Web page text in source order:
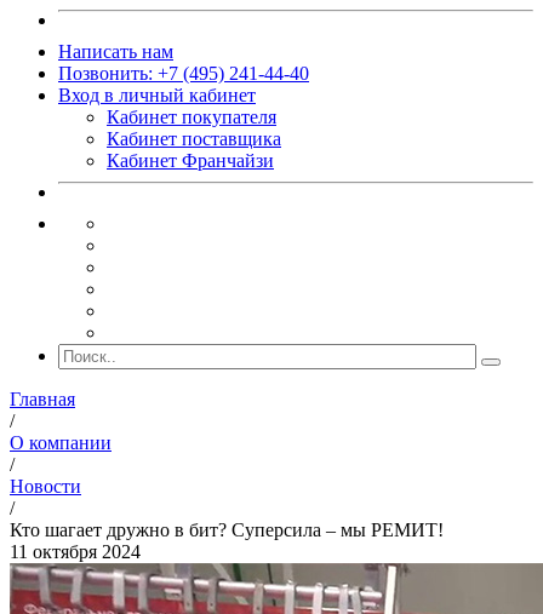
Написать нам
Позвонить: +7 (495) 241-44-40
Вход в личный кабинет
Кабинет покупателя
Кабинет поставщика
Кабинет Франчайзи
Главная
/
О компании
/
Новости
/
Кто шагает дружно в бит? Суперсила – мы РЕМИТ!
11 октября 2024